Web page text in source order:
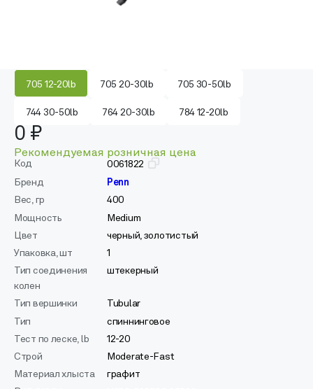
705 12-20lb 705 20-30lb 705 30-50lb
744 30-50lb 764 20-30lb 784 12-20lb
0 ₽
Рекомендуемая розничная цена
Код
0061822
Бренд
Penn
Вес, гр
400
Мощность
Medium
Цвет
черный, золотистый
Упаковка, шт
1
Тип соединения
колен
штекерный
Тип вершинки
Tubular
Тип
спиннинговое
Тест по леске, lb
12-20
Строй
Moderate-Fast
Материал хлыста
графит